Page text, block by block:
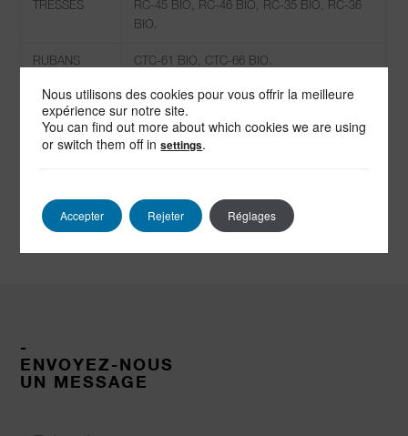
TRESSES
RC-45 BIO, RC-46 BIO, RC-35 BIO, RC-36
BIO.
RUBANS CTC-61 BIO, CTC-66 BIO.
GAINES FTC-85 BIO, FTC-68 BIO.
BOURRELETS BC-25 BIO.
-
ENVOYEZ-NOUS
UN MESSAGE
Nous utilisons des cookies pour vous offrir la meilleure
expérience sur notre site.
You can find out more about which cookies we are using
or switch them off insettings.
Accepter Rejeter Réglages